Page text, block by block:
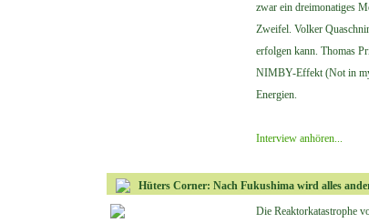
zwar ein dreimonatiges
Zweifel. Volker
erfolgen kann. Thomas
NIMBY-Effekt (Not in my
Energien.
Interview anhören...
Hüters Corner: Nach Fukushima wird alles
Die Reaktorkatastrophe